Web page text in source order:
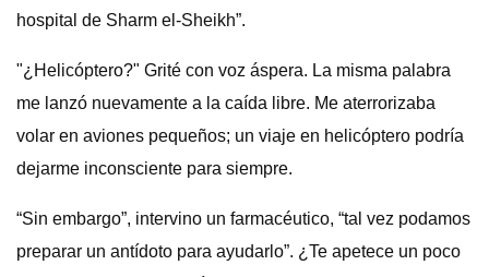
hospital de Sharm el-Sheikh”.
"¿Helicóptero?" Grité con voz áspera. La misma palabra
me lanzó nuevamente a la caída libre. Me aterrorizaba
volar en aviones pequeños; un viaje en helicóptero podría
dejarme inconsciente para siempre.
“Sin embargo”, intervino un farmacéutico, “tal vez podamos
preparar un antídoto para ayudarlo”. ¿Te apetece un poco